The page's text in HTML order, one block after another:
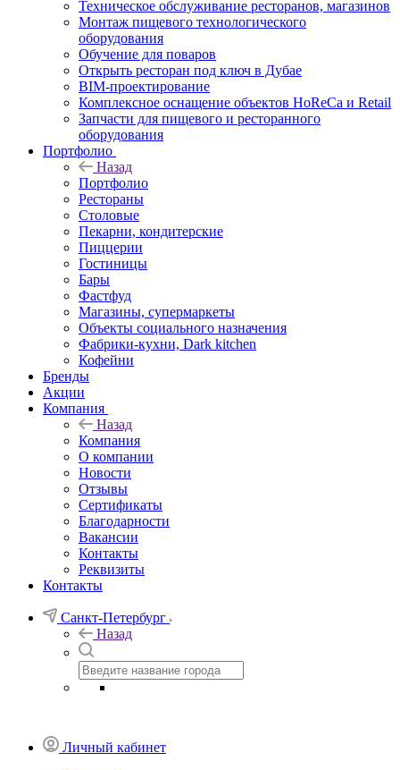
Техническое обслуживание ресторанов, магазинов
Монтаж пищевого технологического
оборудования
Обучение для поваров
Открыть ресторан под ключ в Дубае
BIM-проектирование
Комплексное оснащение объектов HoReCa и Retail
Запчасти для пищевого и ресторанного
оборудования
Портфолио
Назад
Портфолио
Рестораны
Столовые
Пекарни, кондитерские
Пиццерии
Гостиницы
Бары
Фастфуд
Магазины, супермаркеты
Объекты социального назначения
Фабрики-кухни, Dark kitchen
Кофейни
Бренды
Акции
Компания
Назад
Компания
О компании
Новости
Отзывы
Сертификаты
Благодарности
Вакансии
Контакты
Реквизиты
Контакты
Санкт-Петербург
Назад
Личный кабинет